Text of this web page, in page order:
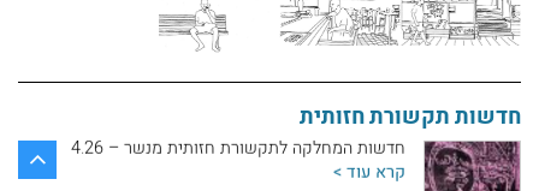
חדשות תקשורת חזותית
חדשות המחלקה לתקשורת חזותית מנשר
קרא עוד >
חדשות המחלקה לתקשורת חזותית מנשר – 4.26
קרא עוד >